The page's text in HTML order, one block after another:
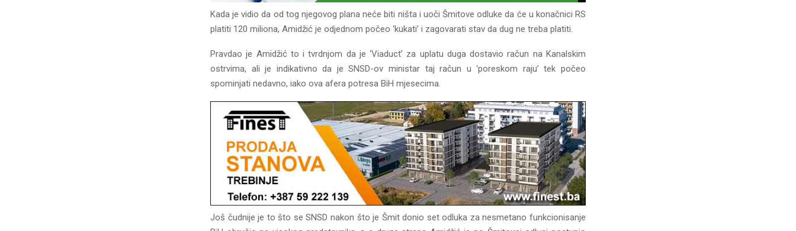
Kada je vidio da od tog njegovog plana neće biti ništa i uoči Šmitove odluke da će u konačnici RS
platiti 120 miliona, Amidžić je odjednom počeo ‘kukati’ i zagovarati stav da dug ne treba platiti.
Pravdao je Amidžić to i tvrdnjom da je ‘Viaduct’ za uplatu duga dostavio račun na Kanalskim
ostrvima, ali je indikativno da je SNSD-ov ministar taj račun u ‘poreskom raju’ tek počeo
spominjati nedavno, iako ova afera potresa BiH mjesecima.
Još čudnije je to što se SNSD nakon što je Šmit donio set odluka za nesmetano funkcionisanje